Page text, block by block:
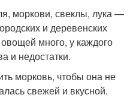
моркови, свеклы, лука —
и деревенских
много, у каждого
и недостатки.
морковь, чтобы она не
свежей и вкусной.